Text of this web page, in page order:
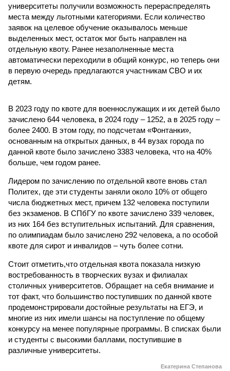
университеты получили возможность перераспределять
места между льготными категориями. Если количество
заявок на целевое обучение оказывалось меньше
выделенных мест, остаток мог быть направлен на
отдельную квоту. Ранее незаполненные места
автоматически переходили в общий конкурс, но теперь они
в первую очередь предлагаются участникам СВО и их
детям.
В 2023 году по квоте для военнослужащих и их детей было
зачислено 644 человека, в 2024 году – 1252, а в 2025 году –
более 2400. В этом году, по подсчетам «Фонтанки»,
основанным на открытых данных, в 44 вузах города по
данной квоте было зачислено 3383 человека, что на 40%
больше, чем годом ранее.
Лидером по зачислению по отдельной квоте вновь стал
Политех, где эти студенты заняли около 10% от общего
числа бюджетных мест, причем 132 человека поступили
без экзаменов. В СПбГУ по квоте зачислено 339 человек,
из них 164 без вступительных испытаний. Для сравнения,
по олимпиадам было зачислено 292 человека, а по особой
квоте для сирот и инвалидов – чуть более сотни.
Стоит отметить,что отдельная квота показала низкую
востребованность в творческих вузах и филиалах
столичных университетов. Обращает на себя внимание и
тот факт, что большинство поступивших по данной квоте
продемонстрировали достойные результаты на ЕГЭ, и
многие из них имели шансы на поступление по общему
конкурсу на менее популярные программы. В списках были
и студенты с высокими баллами, поступившие в
различные университеты.
Екатерина Степанова